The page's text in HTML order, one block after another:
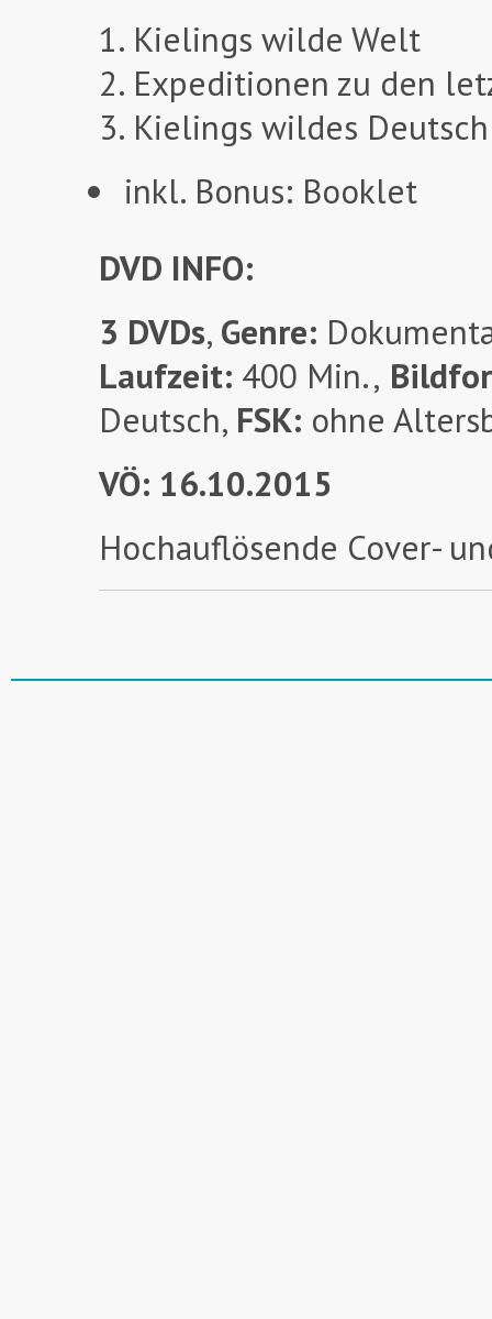
1. Kielings wilde Welt
2. Expeditionen zu den
3. Kielings wildes
inkl. Bonus: Booklet
DVD INFO:
3 DVDs, Genre:
Laufzeit: 400 Min.,
Deutsch, FSK: ohne
VÖ: 16.10.2015
Hochauflösende Cover-